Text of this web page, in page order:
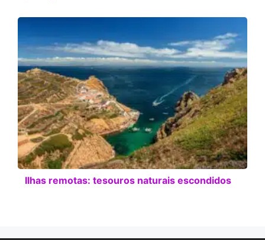
Ilhas remotas: tesouros naturais escondidos